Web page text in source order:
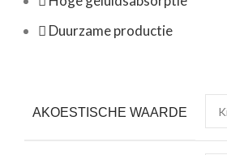
Duurzame productie
AKOESTISCHE WAARDE